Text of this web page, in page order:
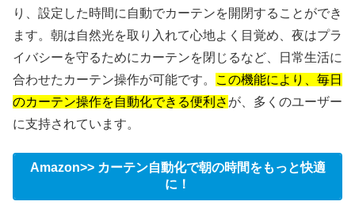
り、設定した時間に自動でカーテンを開閉することができ
ます。朝は自然光を取り入れて心地よく目覚め、夜はプラ
イバシーを守るためにカーテンを閉じるなど、日常生活に
合わせたカーテン操作が可能です。
この機能により、毎日
のカーテン操作を自動化できる便利さ が、多くのユーザー
に支持されています。
Amazon>> カーテン自動化で朝の時間をもっと快適
に！